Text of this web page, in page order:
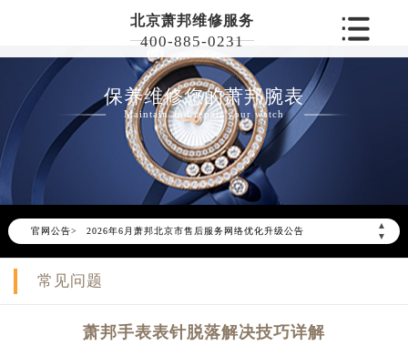
北京萧邦维修服务
400-885-0231
保养维修您的萧邦腕表
Maintain and repair your watch
官网公告>
▲
▼
2026年6月萧邦北京市售后服务网络优化升级公告
2026年6月北京市萧邦官方售后客户服务热线：400-885-0231
2026年6月萧邦售后服务中心最新网点地址：
常见问题
萧邦手表表针脱落解决技巧详解